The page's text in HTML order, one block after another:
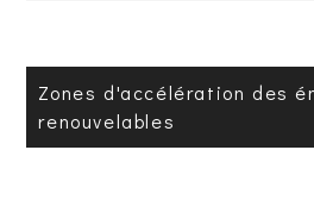
Zones d'accélération des
renouvelables